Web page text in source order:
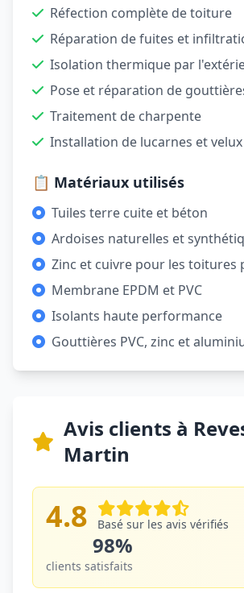
Réfection complète de toiture
Réparation de fuites et
Isolation thermique par
Pose et réparation de
Traitement de charpente
Installation de lucarnes et velux
📋 Matériaux utilisés
Tuiles terre cuite et béton
Ardoises naturelles et
Zinc et cuivre pour les toitures
Membrane EPDM et PVC
Isolants haute performance
Gouttières PVC, zinc et
Avis clients à
Martin
4.8 Basé sur les avis vérifiés
98%
clients satisfaits